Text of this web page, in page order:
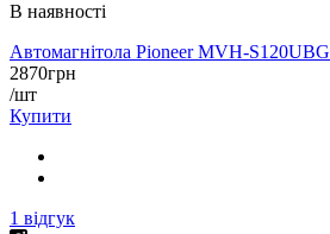
В наявності
Автомагнітола Pioneer MVH-S120UBG
2870грн
/шт
Купити
1 відгук